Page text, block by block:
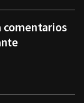
comentarios